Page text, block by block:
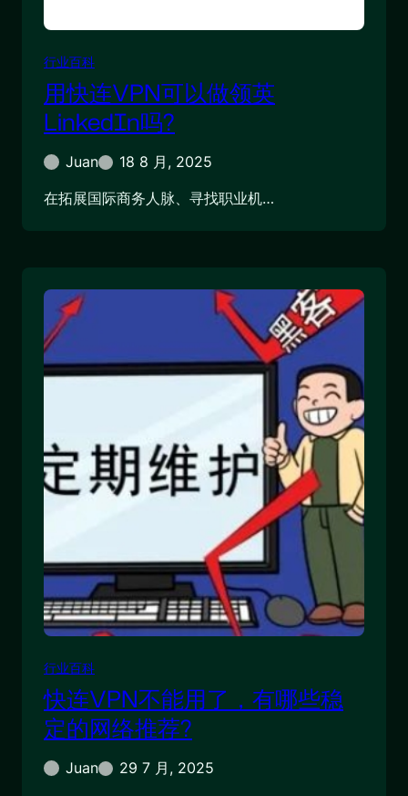
行业百科
用快连VPN可以做领英
LinkedIn吗?
Juan
18 8 月, 2025
在拓展国际商务人脉、寻找职业机…
行业百科
快连VPN不能用了，有哪些稳
定的网络推荐?
Juan
29 7 月, 2025